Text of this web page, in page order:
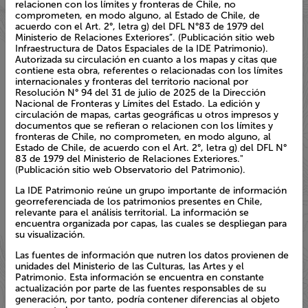
relacionadas con los límites internacionales y fronteras del
territorio nacional por Resolución N° 94 del 31 de julio de 2025
de la Dirección Nacional de Fronteras y Límites del Estado. La
edición y circulación de mapas, cartas geográficas u otros
impresos y documentos que se refieran o relacionen con los
límites y fronteras de Chile, no comprometen, en modo
alguno, al Estado de Chile, de acuerdo con el Art. 2°, letra g) del
DFL N° 83 de 1979 del Ministerio de Relaciones Exteriores."
(Publicación sitio web Observatorio del Patrimonio).
La IDE Patrimonio reúne un grupo importante de información
georreferenciada de los patrimonios presentes en Chile,
organizada por capas, las cuales se despliegan para su
visualización.
Las fuentes de información que nutren los datos provienen de
Esta información se encuentra en constante actualización por
parte de las fuentes responsables de su generación, por tanto,
podría contener diferencias al objeto representado.